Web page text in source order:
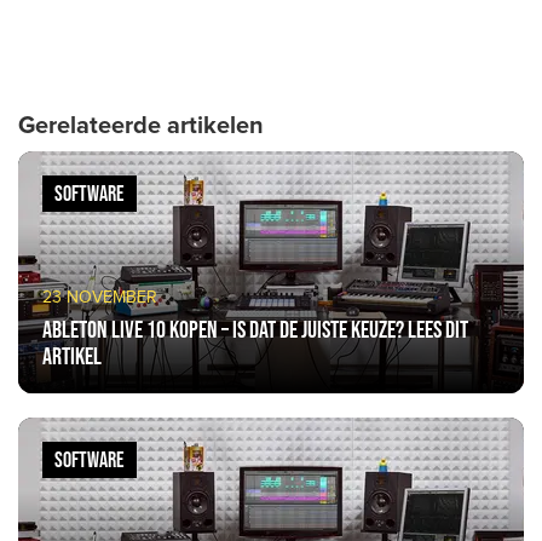
Gerelateerde artikelen
23 NOVEMBER
Ableton Live 10 kopen – is dat de juiste keuze? Lees dit
artikel
SOFTWARE
SOFTWARE